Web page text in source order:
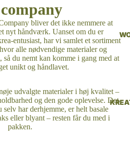
bliver det ikke nemmere at
nyt håndværk. Uanset om du er
entusiast, har vi samlet et sortiment
alle nødvendige materialer og
du nemt kan komme i gang med at
unikt og håndlavet.
udvalgte materialer i høj kvalitet –
og den gode oplevelse. Det
selv har derhjemme, er helt basale
eller blyant – resten får du med i
pakken.